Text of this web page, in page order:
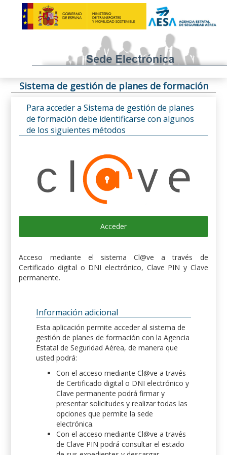
Sistema de gestión de planes de formación
Para acceder a Sistema de gestión de planes
de formación debe identificarse con algunos
de los siguientes métodos
Acceder
Acceso mediante el sistema Cl@ve a través de
Certificado digital o DNI electrónico, Clave PIN y Clave
permanente.
Información adicional
Esta aplicación permite acceder al sistema de
gestión de planes de formación con la Agencia
Estatal de Seguridad Aérea, de manera que
usted podrá:
Con el acceso mediante Cl@ve a través
de Certificado digital o DNI electrónico y
Clave permanente podrá firmar y
presentar solicitudes y realizar todas las
opciones que permite la sede
electrónica.
Con el acceso mediante Cl@ve a través
de Clave PIN podrá consultar el estado